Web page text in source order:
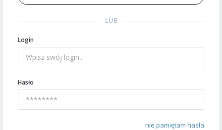
LUB
Login
Hasło
nie pamiętam hasła